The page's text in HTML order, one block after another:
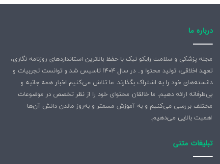
درباره ما
مجله پزشکی و سلامت رایکو نیک با حفظ بالاترین استانداردهای روزنامه نگاری،
تعهد اخلاقی، تولید محتوا و.. در سال ۱۴۰۴ تاسیس شد و توانست تجربیات و
دانسته‌های خود را به اشتراک بگذارند. ما تلاش می‌کنیم اخبار همه جانبه و
بی‌طرفانه ارائه دهیم. ما خالقان محتوای خود را از نظر تخصص در موضوعات
مختلف بررسی می‌کنیم و به آموزش مسمتر و به‌روز ماندن دانش آن‌ها
اهمیت بالایی می‌دهیم.
تبلیغات متنی